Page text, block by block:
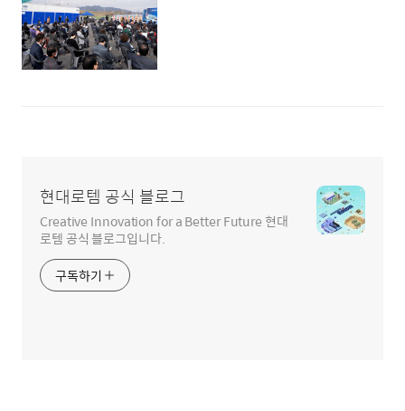
현대로템 공식 블로그
Creative Innovation for a Better Future 현대
로템 공식 블로그입니다.
구독하기